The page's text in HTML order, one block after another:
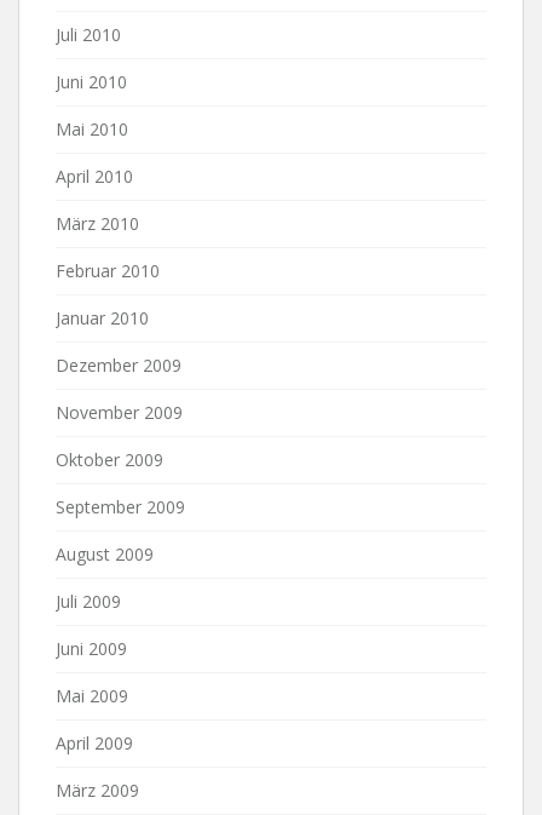
Juli 2010
Juni 2010
Mai 2010
April 2010
März 2010
Februar 2010
Januar 2010
Dezember 2009
November 2009
Oktober 2009
September 2009
August 2009
Juli 2009
Juni 2009
Mai 2009
April 2009
März 2009